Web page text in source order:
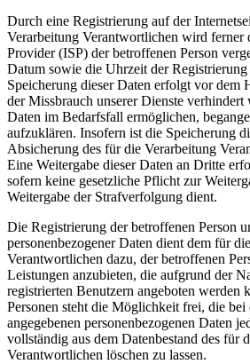
Durch eine Registrierung auf der
Verarbeitung Verantwortlichen wird ferner
Provider (ISP) der betroffenen Person
Datum sowie die Uhrzeit der
Speicherung dieser Daten erfolgt vor dem
der Missbrauch unserer Dienste verhindert
Daten im Bedarfsfall ermöglichen,
aufzuklären. Insofern ist die Speicherung
Absicherung des für die Verarbeitung
Eine Weitergabe dieser Daten an Dritte
sofern keine gesetzliche Pflicht zur
Weitergabe der Strafverfolgung dient.
Die Registrierung der betroffenen Person
personenbezogener Daten dient dem für
Verantwortlichen dazu, der betroffenen
Leistungen anzubieten, die aufgrund der
registrierten Benutzern angeboten werden
Personen steht die Möglichkeit frei, die bei
angegebenen personenbezogenen Daten
vollständig aus dem Datenbestand des für
Verantwortlichen löschen zu lassen.